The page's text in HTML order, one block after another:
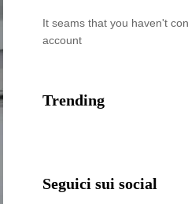
It seams that you haven't
account
Trending
Seguici sui social